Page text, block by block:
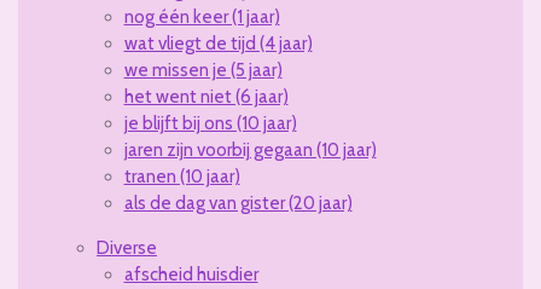
nog één keer (1 jaar)
wat vliegt de tijd (4 jaar)
we missen je (5 jaar)
het went niet (6 jaar)
je blijft bij ons (10 jaar)
jaren zijn voorbij gegaan (10 jaar)
tranen (10 jaar)
als de dag van gister (20 jaar)
Diverse
afscheid huisdier